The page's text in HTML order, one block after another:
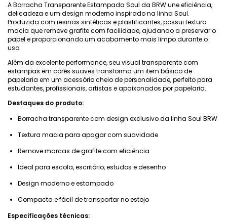
A Borracha Transparente Estampada Soul da BRW une eficiência,
delicadeza e um design moderno inspirado na linha Soul.
Produzida com resinas sintéticas e plastificantes, possui textura
macia que remove grafite com facilidade, ajudando a preservar o
papel e proporcionando um acabamento mais limpo durante o
uso.
Além da excelente performance, seu visual transparente com
estampas em cores suaves transforma um item básico de
papelaria em um acessório cheio de personalidade, perfeito para
estudantes, profissionais, artistas e apaixonados por papelaria.
Destaques do produto:
Borracha transparente com design exclusivo da linha Soul BRW
Textura macia para apagar com suavidade
Remove marcas de grafite com eficiência
Ideal para escola, escritório, estudos e desenho
Design moderno e estampado
Compacta e fácil de transportar no estojo
Especificações técnicas: